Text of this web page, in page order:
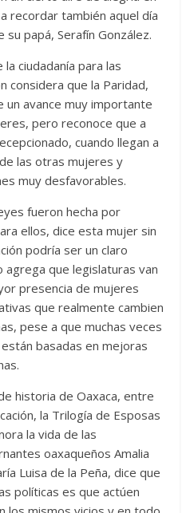
recordar también aquel día
papá, Serafín González.
ciudadanía para las
considera que la Paridad,
un avance muy importante
pero reconoce que a
cuando llegan a
las otras mujeres y
muy desfavorables.
fueron hecha por
ellos, dice esta mujer sin
podría ser un claro
que legislaturas van
presencia de mujeres
que realmente cambien
pese a que muchas veces
basadas en mejoras
historia de Oaxaca, entre
la Trilogía de Esposas
la vida de las
oaxaqueños Amalia
Luisa de la Peña, dice que
políticas es que actúen